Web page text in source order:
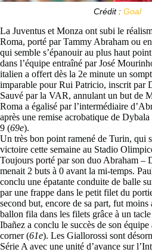
Crédit :Goal
La Juventus et Monza ont subi le
Roma, porté par Tammy Abraham ou
qui semble s’épanouir au plus haut
dans l’équipe entraîné par José
italien a offert dès la 2e minute un
imparable pour Rui Patricio, inscrit par
Sauvé par la VAR, annulant un but de
Roma a égalisé par l’intermédiaire
après une remise acrobatique de
9 (69e).
Un très bon point ramené de Turin, qui
victoire cette semaine au Stadio
Toujours porté par son duo Abraham –
menait 2 buts à 0 avant la mi-temps.
conclu une épatante conduite de balle
par une frappe dans le petit filet du
second but, encore de sa part, fut moins
ballon fila dans les filets grâce à un
Ibañez a conclu le succès de son équipe
corner (61e). Les Giallorossi sont
Série A avec une unité d’avance sur